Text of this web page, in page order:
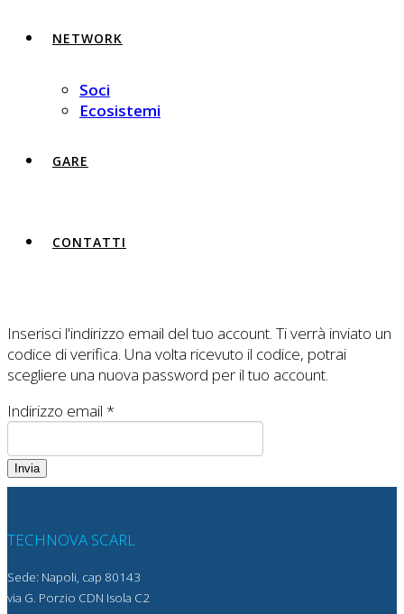
NETWORK
Soci
Ecosistemi
GARE
CONTATTI
Inserisci l'indirizzo email del tuo account. Ti verrà inviato un
codice di verifica. Una volta ricevuto il codice, potrai
scegliere una nuova password per il tuo account.
Indirizzo email *
Invia
TECHNOVA SCARL
Sede: Napoli, cap 80143
via G. Porzio CDN Isola C2